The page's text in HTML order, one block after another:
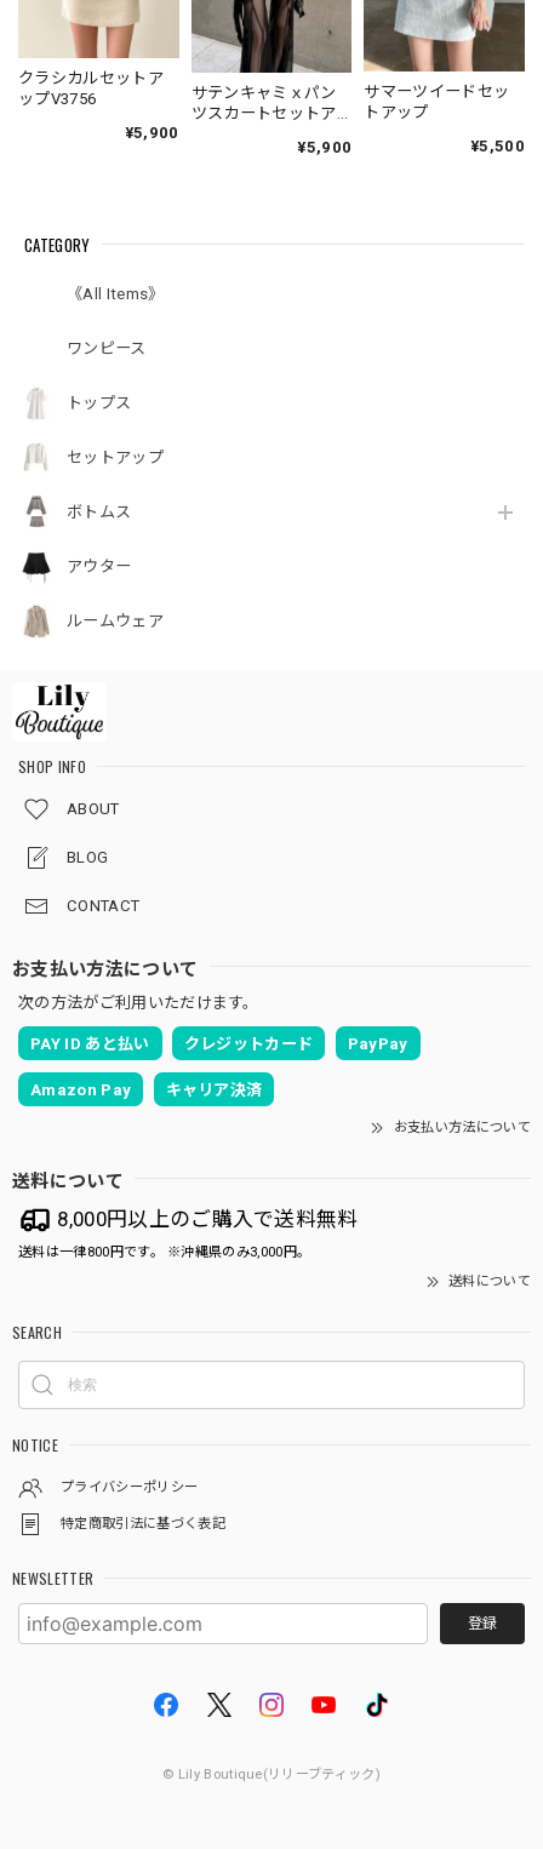
クラシカルセットア
ップV3756
¥5,900
サテンキャミｘパン
ツスカートセットア
¥5,900
サマーツイードセッ
トアップ
¥5,500
CATEGORY
《All Items》
ワンピース
トップス
セットアップ
ボトムス
アウター
ルームウェア
SHOP INFO
ABOUT
BLOG
CONTACT
お支払い方法について
次の方法がご利用いただけます。
PAY ID あと払い クレジットカード PayPay
Amazon Pay キャリア決済
お支払い方法について
送料について
8,000円以上のご購入で送料無料
送料は一律800円です。 ※沖縄県のみ3,000円。
送料について
SEARCH
NOTICE
プライバシーポリシー
特定商取引法に基づく表記
NEWSLETTER
登録
© Lily Boutique(リリーブティック)